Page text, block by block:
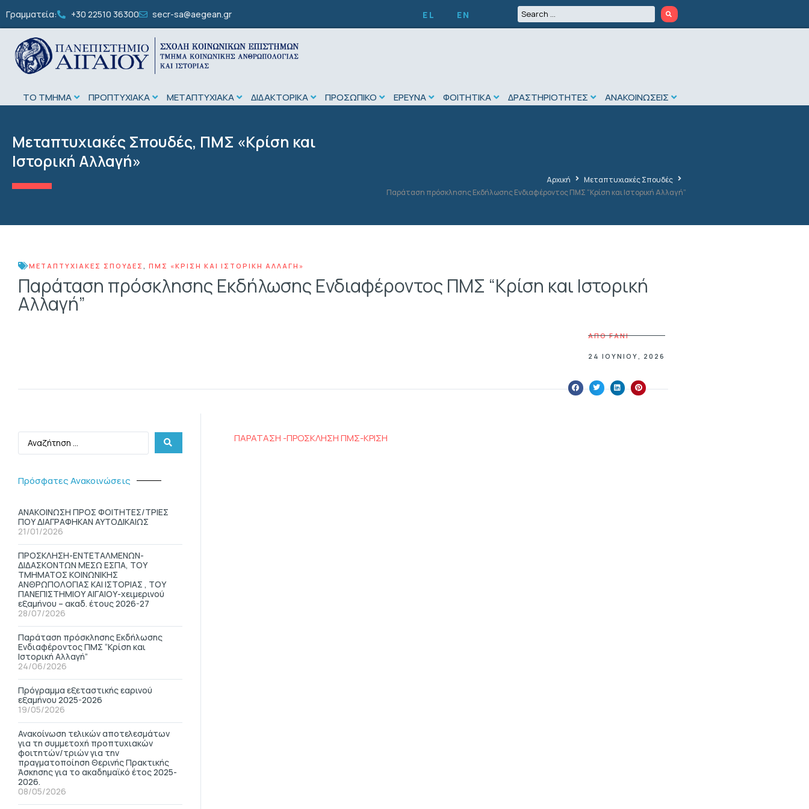
Γραμματεία: +30 22510 36300 secr-sa@aegean.gr EL EN
ΤΟ ΤΜΗΜΑ ΠΡΟΠΤΥΧΙΑΚΑ ΜΕΤΑΠΤΥΧΙΑΚΑ ΔΙΔΑΚΤΟΡΙΚΑ ΠΡΟΣΩΠΙΚΟ ΕΡΕΥΝΑ ΦΟΙΤΗΤΙΚΑ ΔΡΑΣΤΗΡΙΟΤΗΤΕΣ ΑΝΑΚΟΙΝΩΣΕΙΣ
Μεταπτυχιακές Σπουδές, ΠΜΣ «Κρίση και
Ιστορική Αλλαγή»
Αρχική
Μεταπτυχιακές Σπουδές
Παράταση πρόσκλησης Εκδήλωσης Ενδιαφέροντος ΠΜΣ “Κρίση και Ιστορική Αλλαγή”
ΜΕΤΑΠΤΥΧΙΑΚΈΣ ΣΠΟΥΔΈΣ ΠΜΣ «ΚΡΊΣΗ ΚΑΙ ΙΣΤΟΡΙΚΉ ΑΛΛΑΓΉ»
Παράταση πρόσκλησης Εκδήλωσης Ενδιαφέροντος ΠΜΣ “Κρίση και Ιστορική
Αλλαγή”
ΑΠΟFANI
24 ΙΟΥΝΊΟΥ, 2026
Πρόσφατες Ανακοινώσεις
ΑΝΑΚΟΙΝΩΣΗ ΠΡΟΣ ΦΟΙΤΗΤΕΣ/ΤΡΙΕΣ
ΠΟΥ ΔΙΑΓΡΑΦΗΚΑΝ ΑΥΤΟΔΙΚΑΙΩΣ
21/01/2026
ΠΡΟΣΚΛΗΣΗ-ΕΝΤΕΤΑΛΜΕΝΩΝ-
ΔΙΔΑΣΚΟΝΤΩΝ ΜΕΣΩ ΕΣΠΑ, ΤΟΥ
ΤΜΗΜΑΤΟΣ ΚΟΙΝΩΝΙΚΗΣ
ΑΝΘΡΩΠΟΛΟΓΙΑΣ ΚΑΙ ΙΣΤΟΡΙΑΣ , ΤΟΥ
ΠΑΝΕΠΙΣΤΗΜΙΟΥ ΑΙΓΑΙΟΥ-χειμερινού
εξαμήνου – ακαδ. έτους 2026-27
28/07/2026
Παράταση πρόσκλησης Εκδήλωσης
Ενδιαφέροντος ΠΜΣ “Κρίση και
Ιστορική Αλλαγή”
24/06/2026
Πρόγραμμα εξεταστικής εαρινού
εξαμήνου 2025-2026
19/05/2026
Ανακοίνωση τελικών αποτελεσμάτων
για τη συμμετοχή προπτυχιακών
φοιτητών/τριών για την
πραγματοποίηση Θερινής Πρακτικής
Άσκησης για το ακαδημαϊκό έτος 2025-
2026.
08/05/2026
ΠΑΡΑΤΑΣΗ -ΠΡΟΣΚΛΗΣΗ ΠΜΣ-ΚΡΙΣΗ